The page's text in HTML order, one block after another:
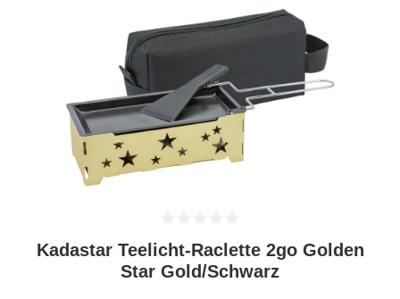
Durchschnittliche Bewertung von 0 von 5 Sternen
Kadastar Teelicht-Raclette 2go Golden
Star Gold/Schwarz